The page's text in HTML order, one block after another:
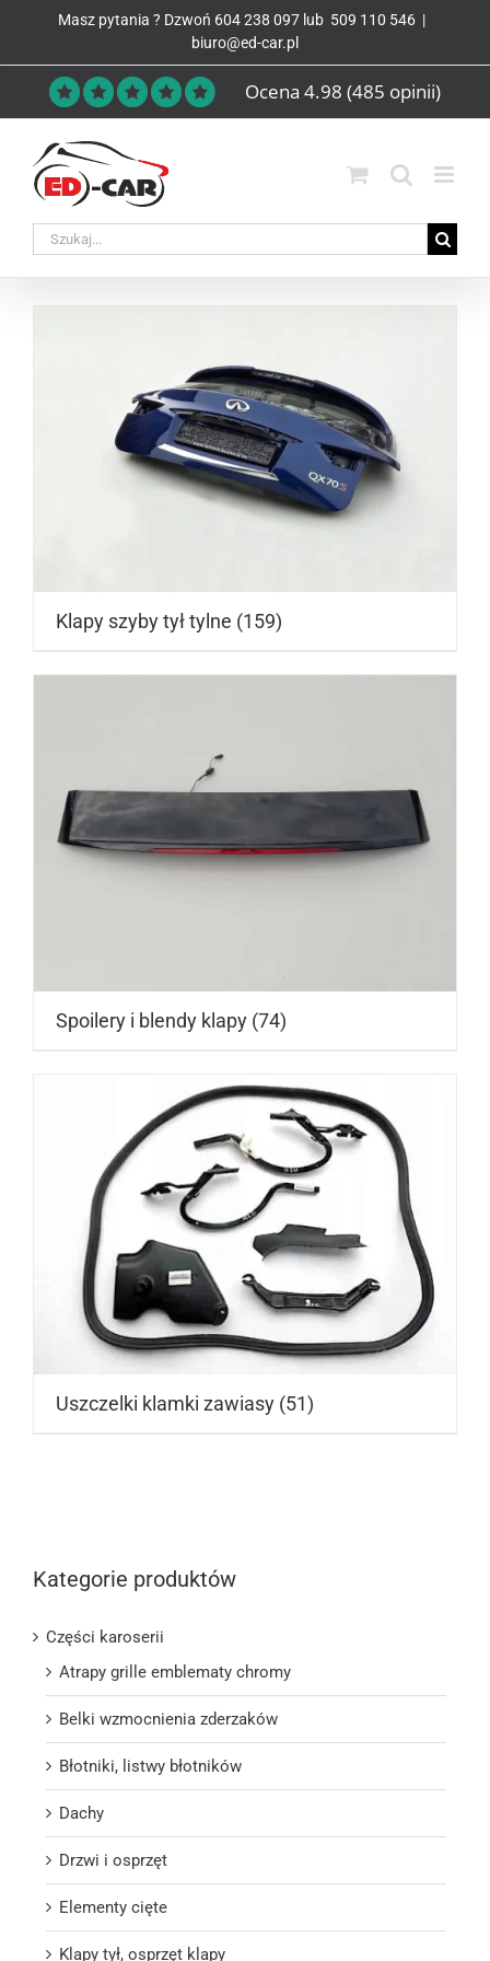
Masz pytania ? Dzwoń 604 238 097 lub 509 110 546 |
biuro@ed-car.pl
Ocena 4.98 (485 opinii)
Klapy szyby tył tylne (159)
Spoilery i blendy klapy (74)
Uszczelki klamki zawiasy (51)
Kategorie produktów
Części karoserii
Atrapy grille emblematy chromy
Belki wzmocnienia zderzaków
Błotniki, listwy błotników
Dachy
Drzwi i osprzęt
Elementy cięte
Klapy tył, osprzęt klapy